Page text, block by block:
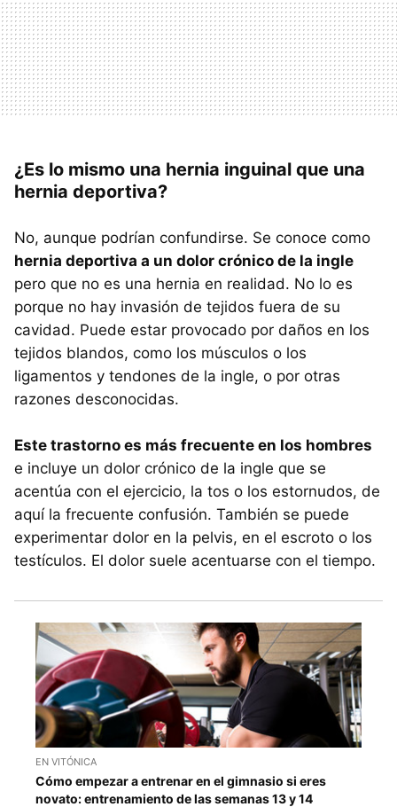
¿Es lo mismo una hernia inguinal que una
hernia deportiva?
No, aunque podrían confundirse. Se conoce como
hernia deportiva a un dolor crónico de la ingle
pero que no es una hernia en realidad. No lo es
porque no hay invasión de tejidos fuera de su
cavidad. Puede estar provocado por daños en los
tejidos blandos, como los músculos o los
ligamentos y tendones de la ingle, o por otras
razones desconocidas.
Este trastorno es más frecuente en los hombres
e incluye un dolor crónico de la ingle que se
acentúa con el ejercicio, la tos o los estornudos, de
aquí la frecuente confusión. También se puede
experimentar dolor en la pelvis, en el escroto o los
testículos. El dolor suele acentuarse con el tiempo.
EN VITÓNICA
Cómo empezar a entrenar en el gimnasio si eres
novato: entrenamiento de las semanas 13 y 14